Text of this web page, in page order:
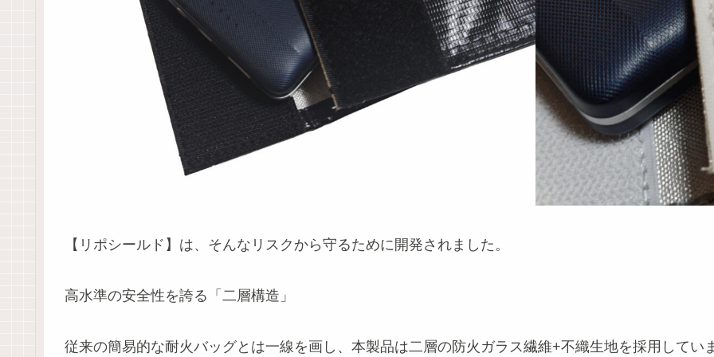
【リポシールド】は、そんなリスクから守るために開発されました。
高水準の安全性を誇る「二層構造」
従来の簡易的な耐火バッグとは一線を画し、本製品は二層の防火ガラス繊維+不織生地を採用してい